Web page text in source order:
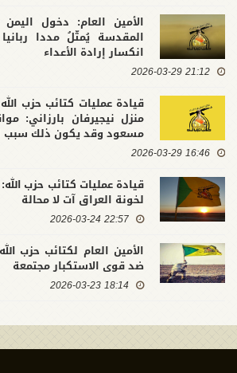
الأمين العام: دخول
المقدسة يُمثّلُ مددا
انكسار إرادة الأعداء
21:12 2026-03-29
قيادة عمليات كتائب حزب
منزل نيجيرفان بارزاني:
مسعود وقد يكون ذلك سبب
16:46 2026-03-29
قيادة عمليات كتائب حزب
لخونة العراق آت لا محالة
22:57 2026-03-24
الأمين العام لكتائب حزب
ضد قوى الاستكبار مجتمعة
18:14 2026-03-23